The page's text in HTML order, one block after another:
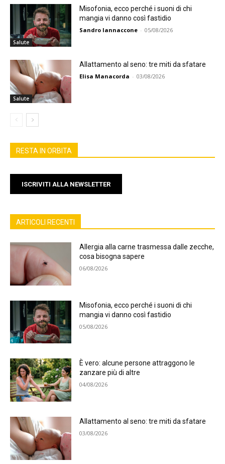
Salute
Misofonia, ecco perché i suoni di chi
mangia vi danno così fastidio
Sandro Iannaccone - 05/08/2026
Salute
Allattamento al seno: tre miti da sfatare
Elisa Manacorda - 03/08/2026
RESTA IN ORBITA
ISCRIVITI ALLA NEWSLETTER
ARTICOLI RECENTI
Allergia alla carne trasmessa dalle zecche,
cosa bisogna sapere
06/08/2026
Misofonia, ecco perché i suoni di chi
mangia vi danno così fastidio
05/08/2026
È vero: alcune persone attraggono le
zanzare più di altre
04/08/2026
Allattamento al seno: tre miti da sfatare
03/08/2026